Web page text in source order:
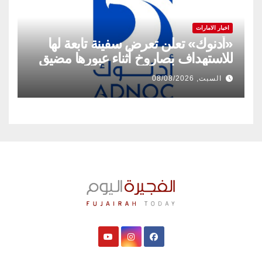
اخبار الامارات
«أدنوك» تعلن تعرض سفينة تابعة لها
للاستهداف بصاروخ أثناء عبورها مضيق
هرمزالسبت, 08/08/2026